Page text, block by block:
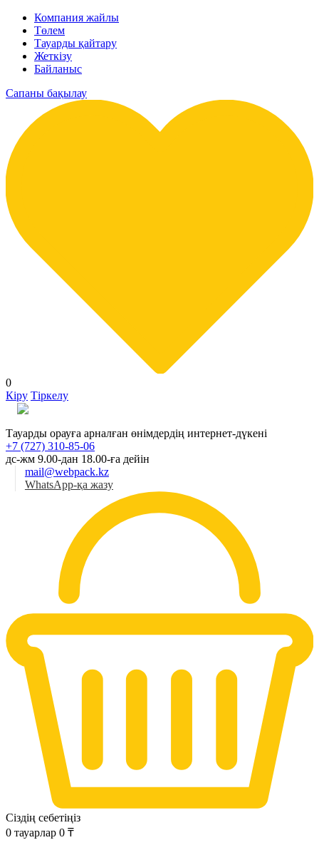
Компания жайлы
Төлем
Тауарды қайтару
Жеткізу
Байланыс
Сапаны бақылау
0
Кіру Тіркелу
Тауарды орауға арналған өнімдердің интернет-дүкені
+7 (727) 310-85-06
дс-жм 9.00-дан 18.00-ға дейін
mail@webpack.kz
WhatsApp-қа жазу
Сіздің себетіңіз
0 тауарлар 0 ₸